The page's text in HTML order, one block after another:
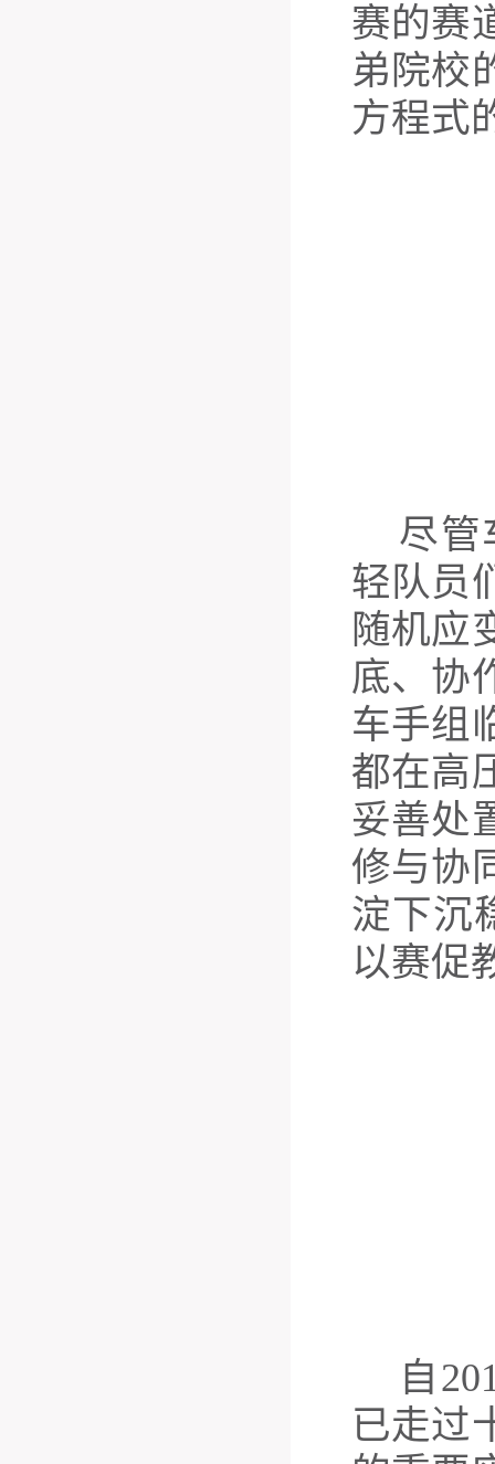
赛的赛
弟院校
方程式
尽管
轻队员
随机应
底、协
车手组
都在高
妥善处
修与协
淀下沉
以赛促
自
已走过